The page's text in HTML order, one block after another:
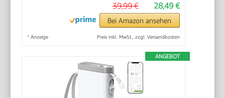
28,49 €
39,99 €
Bei Amazon ansehen
* Anzeige Preis inkl. MwSt., zzgl. Versandkosten
ANGEBOT